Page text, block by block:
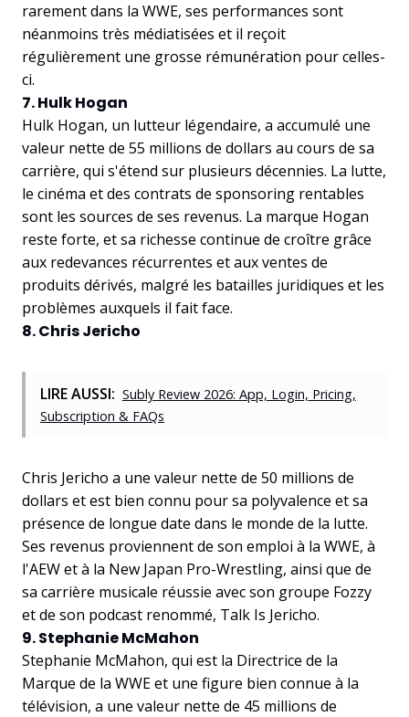
rarement dans la WWE, ses performances sont
néanmoins très médiatisées et il reçoit
régulièrement une grosse rémunération pour celles-
ci.
7. Hulk Hogan
Hulk Hogan, un lutteur légendaire, a accumulé une
valeur nette de 55 millions de dollars au cours de sa
carrière, qui s'étend sur plusieurs décennies. La lutte,
le cinéma et des contrats de sponsoring rentables
sont les sources de ses revenus. La marque Hogan
reste forte, et sa richesse continue de croître grâce
aux redevances récurrentes et aux ventes de
produits dérivés, malgré les batailles juridiques et les
problèmes auxquels il fait face.
8. Chris Jericho
LIRE AUSSI: Subly Review 2026: App, Login, Pricing,
Subscription & FAQs
Chris Jericho a une valeur nette de 50 millions de
dollars et est bien connu pour sa polyvalence et sa
présence de longue date dans le monde de la lutte.
Ses revenus proviennent de son emploi à la WWE, à
l'AEW et à la New Japan Pro-Wrestling, ainsi que de
sa carrière musicale réussie avec son groupe Fozzy
et de son podcast renommé, Talk Is Jericho.
9. Stephanie McMahon
Stephanie McMahon, qui est la Directrice de la
Marque de la WWE et une figure bien connue à la
télévision, a une valeur nette de 45 millions de